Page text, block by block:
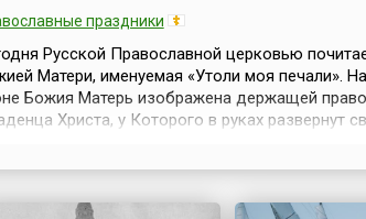
праздники
Русской Православной церковью
Матери, именуемая «Утоли моя печали».
Божия Матерь изображена держащей
Христа, у Которого в руках развернут
руку Богоматерь при...